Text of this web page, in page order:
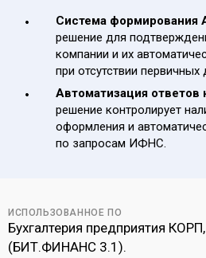
Система формирования
решение для
компании и их
при отсутствии первичных
Автоматизация
решение контролирует
оформления и
по запросам ИФНС.
ИСПОЛЬЗОВАННОЕ ПО
Бухгалтерия предприятия
(БИТ.ФИНАНС 3.1).